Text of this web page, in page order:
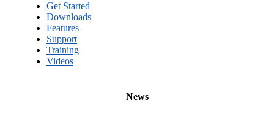
Get Started
Downloads
Features
Support
Training
Videos
News